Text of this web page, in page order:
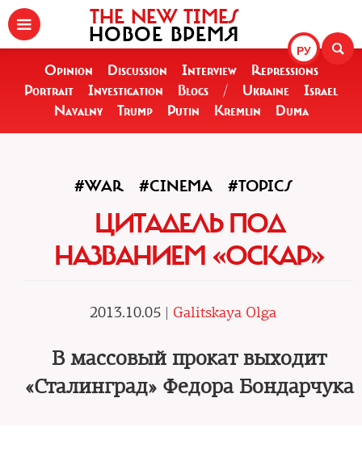
РУ
THE NEW TIMES
НОВОЕ ВРЕМЯ
Opinion Discussion Interview
Repressions
Portrait
Investigation Blogs / Ukraine
Israel
Navalny
Trump Putin Kremlin Duma
#WAR #CINEMA #TOPICS
ЦИТАДЕЛЬ ПОД
НАЗВАНИЕМ «ОСКАР»
2013.10.05 | Galitskaya Olga
В массовый прокат выходит
«Сталинград» Федора Бондарчука